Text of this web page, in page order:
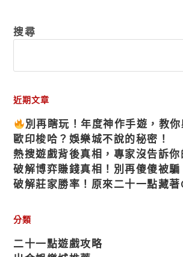
搜尋
近期文章
別再瞎玩！年度神作手遊，教
歐印梭哈？娛樂城不說的秘密！
熱搜遊戲背後真相，專家沒告訴你
破解博弈賺錢真相！別再傻傻被騙
破解莊家勝率！原來二十一點藏著
分類
二十一點遊戲攻略